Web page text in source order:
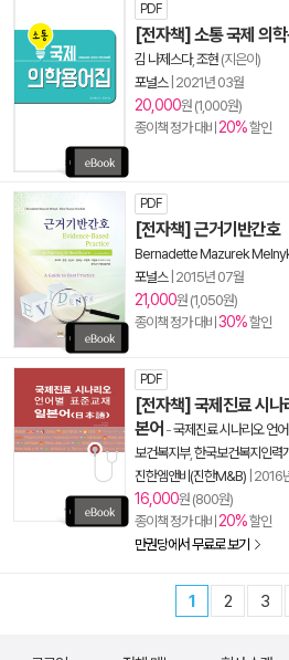
PDF
[전자책] 소통 국제 의
김 나제스다,조현 (지은이)
포널스| 2021년 03월
20,000원 (1,000원)
종이책 정가 대비 20%할인
PDF
[전자책] 근거기반간호
Bernadette Mazurek
포널스| 2015년 07월
21,000원 (1,050원)
종이책 정가 대비 30%할인
PDF
[전자책] 국제진료 시나
본어 -국제진료 시나리오 언
보건복지부, 한국보건복지인력
진한엠앤비(진한M&B) 2016
16,000원 (800원)
종이책 정가 대비 20%할인
만권당에서 무료로 보기
1 2 3